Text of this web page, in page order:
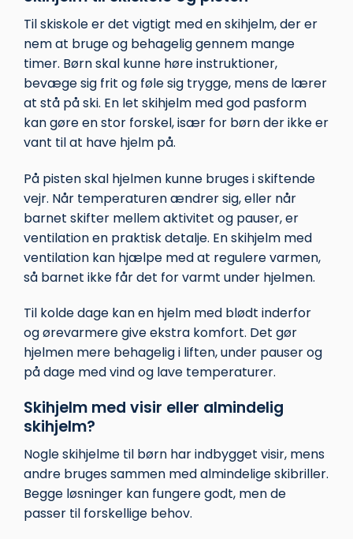
Til skiskole er det vigtigt med en skihjelm, der er
nem at bruge og behagelig gennem mange
timer. Børn skal kunne høre instruktioner,
bevæge sig frit og føle sig trygge, mens de lærer
at stå på ski. En let skihjelm med god pasform
kan gøre en stor forskel, især for børn der ikke er
vant til at have hjelm på.
På pisten skal hjelmen kunne bruges i skiftende
vejr. Når temperaturen ændrer sig, eller når
barnet skifter mellem aktivitet og pauser, er
ventilation en praktisk detalje. En skihjelm med
ventilation kan hjælpe med at regulere varmen,
så barnet ikke får det for varmt under hjelmen.
Til kolde dage kan en hjelm med blødt inderfor
og ørevarmere give ekstra komfort. Det gør
hjelmen mere behagelig i liften, under pauser og
på dage med vind og lave temperaturer.
Skihjelm med visir eller almindelig
skihjelm?
Nogle skihjelme til børn har indbygget visir, mens
andre bruges sammen med almindelige skibriller.
Begge løsninger kan fungere godt, men de
passer til forskellige behov.